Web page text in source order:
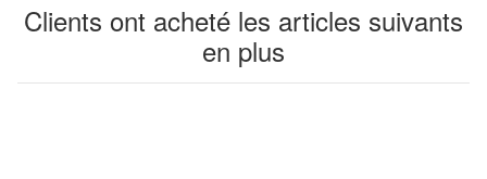
Clients ont acheté les articles suivants
en plus